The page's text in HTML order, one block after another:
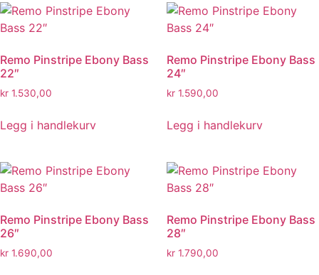
Remo Pinstripe Ebony Bass
22″
kr 1.530,00
Legg i handlekurv
Remo Pinstripe Ebony Bass
24″
kr 1.590,00
Legg i handlekurv
Remo Pinstripe Ebony Bass
26″
kr 1.690,00
Remo Pinstripe Ebony Bass
28″
kr 1.790,00